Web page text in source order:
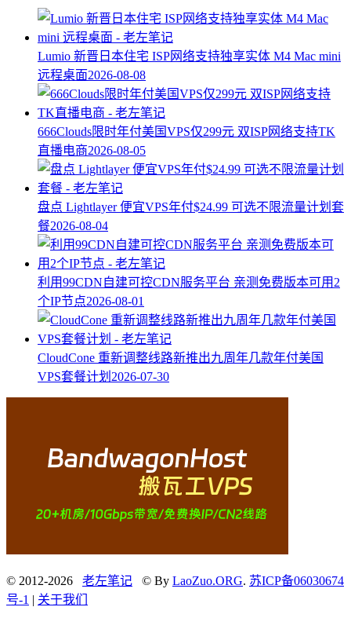
Lumio 新晋日本住宅 ISP网络支持独享实体 M4 Mac mini
远程桌面2026-08-08
666Clouds限时年付美国VPS仅299元 双ISP网络支持TK
直播电商2026-08-05
盘点 Lightlayer 便宜VPS年付$24.99 可选不限流量计划套
餐2026-08-04
利用99CDN自建可控CDN服务平台 亲测免费版本可用2
个IP节点2026-08-01
CloudCone 重新调整线路新推出九周年几款年付美国
VPS套餐计划 2026-07-30
© 2012-2026 老左笔记 © By LaoZuo.ORG. 苏ICP备06030674
号-1 | 关于我们